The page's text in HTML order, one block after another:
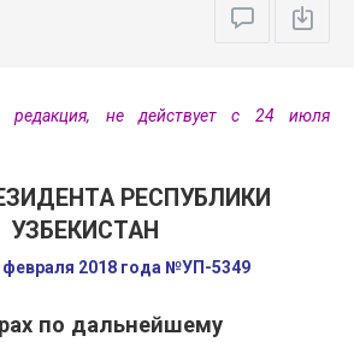
редакция, не действует с 24 июля
РЕСПУБЛИКИ
УЗБЕКИСТАН
февраля 2018 года №УП-5349
по дальнейшему